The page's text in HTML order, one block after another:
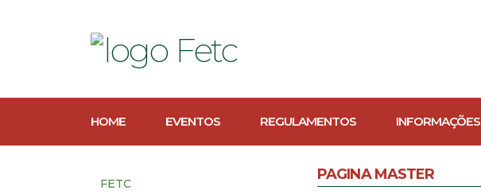
HOME EVENTOS REGULAMENTOS INFORMAÇÕES
FETC
PAGINA MASTER